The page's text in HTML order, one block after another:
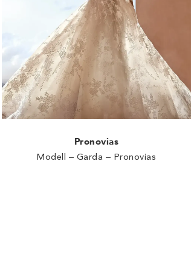
Pronovias
Modell – Garda – Pronovias